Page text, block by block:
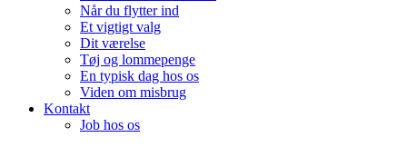
Når du flytter ind
Et vigtigt valg
Dit værelse
Tøj og lommepenge
En typisk dag hos os
Viden om misbrug
Kontakt
Job hos os